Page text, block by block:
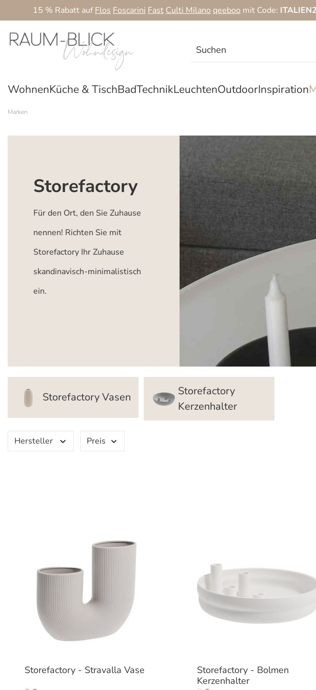
Hauptinhalt springen
Zur Suche springen
Zur Hauptnavigation springen
15 % Rabatt aufFlos Foscarini Fast Culti Milano qeeboo mit Code:
WohnenKüche & TischBadTechnikLeuchtenOutdoorInspiration
Marken
Storefactory
Für den Ort, den Sie Zuhause
nennen! Richten Sie mit
Storefactory Ihr Zuhause
skandinavisch-minimalistisch
ein.
Storefactory Vasen
Storefactory
Kerzenhalter
Hersteller Preis
Storefactory - Stravalla Vase
Storefactory - Bolmen
Kerzenhalter